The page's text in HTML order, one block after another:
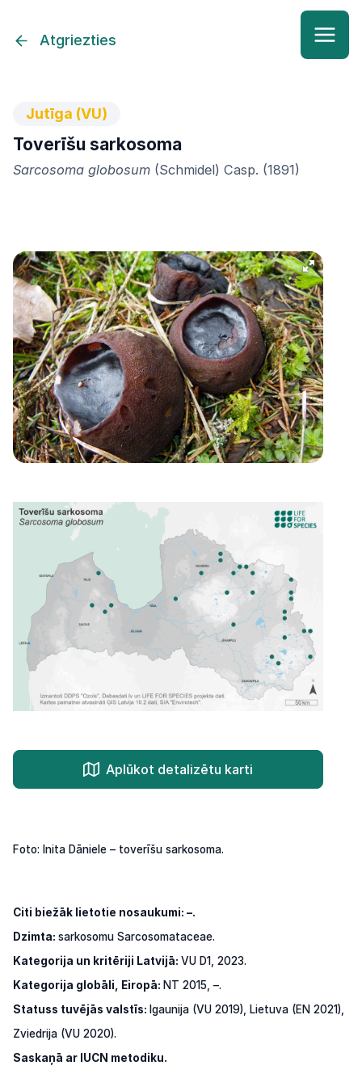
Atgriezties
Jutīga (VU)
Toverīšu sarkosoma
Sarcosoma globosum (Schmidel) Casp. (1891)
Aplūkot detalizētu karti
Foto: Inita Dāniele – toverīšu sarkosoma.
Citi biežāk lietotie nosaukumi: –.
Dzimta: sarkosomu Sarcosomataceae.
Kategorija un kritēriji Latvijā: VU D1, 2023.
Kategorija globāli, Eiropā: NT 2015, –.
Statuss tuvējās valstīs: Igaunija (VU 2019), Lietuva (EN 2021),
Zviedrija (VU 2020).
Saskaņā ar IUCN metodiku.